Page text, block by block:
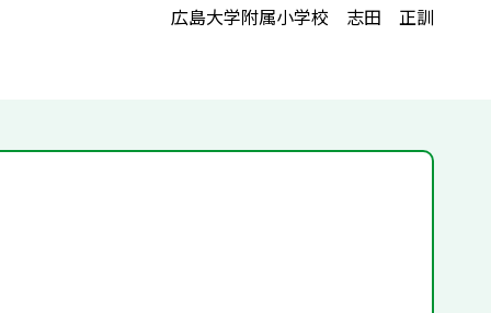
広島大学附属小学校 志田 正訓